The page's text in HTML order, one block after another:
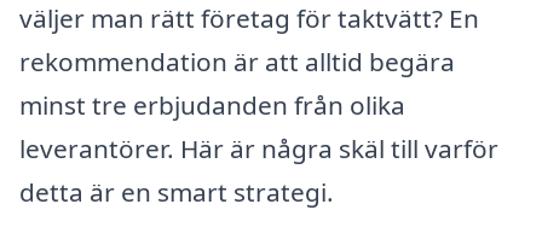
väljer man rätt företag för taktvätt? En
rekommendation är att alltid begära
minst tre erbjudanden från olika
leverantörer. Här är några skäl till varför
detta är en smart strategi.